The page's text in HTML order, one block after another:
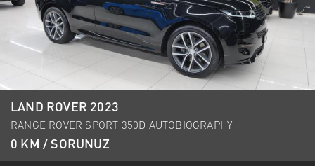
LAND ROVER 2023
RANGE ROVER SPORT 350D AUTOBIOGRAPHY
0 KM / SORUNUZ